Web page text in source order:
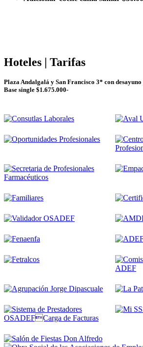
Hoteles | Tarifas
Plaza Andalgalá y San Francisco 3* con desayuno
Base single $1.675.000-